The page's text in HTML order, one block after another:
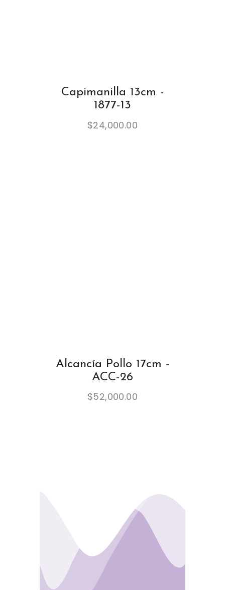
Capimanilla 13cm -
1877-13
$24,000.00
Alcancía Pollo 17cm -
ACC-26
$52,000.00